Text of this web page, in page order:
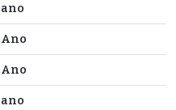
ano
Ano
Ano
ano